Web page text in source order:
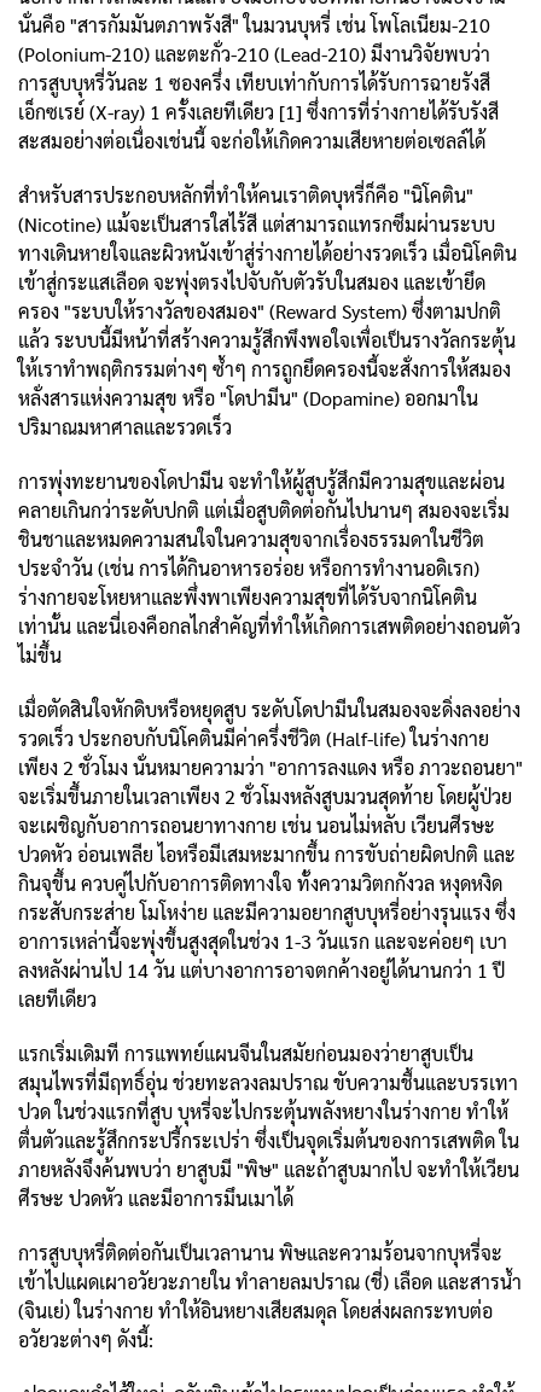
นั่นคือ "สารกัมมันตภาพรังสี" ในมวนบุหรี่ เช่น โพโลเนียม-210
(Polonium-210) และตะกั่ว-210 (Lead-210) มีงานวิจัยพบว่า
การสูบบุหรี่วันละ 1 ซองครึ่ง เทียบเท่ากับการได้รับการฉายรังสี
เอ็กซเรย์ (X-ray) 1 ครั้งเลยทีเดียว [1] ซึ่งการที่ร่างกายได้รับรังสี
สะสมอย่างต่อเนื่องเช่นนี้ จะก่อให้เกิดความเสียหายต่อเซลล์ได้
สำหรับสารประกอบหลักที่ทำให้คนเราติดบุหรี่ก็คือ "นิโคติน"
(Nicotine) แม้จะเป็นสารใสไร้สี แต่สามารถแทรกซึมผ่านระบบ
ทางเดินหายใจและผิวหนังเข้าสู่ร่างกายได้อย่างรวดเร็ว เมื่อนิโคติน
เข้าสู่กระแสเลือด จะพุ่งตรงไปจับกับตัวรับในสมอง และเข้ายึด
ครอง "ระบบให้รางวัลของสมอง" (Reward System) ซึ่งตามปกติ
แล้ว ระบบนี้มีหน้าที่สร้างความรู้สึกพึงพอใจเพื่อเป็นรางวัลกระตุ้น
ให้เราทำพฤติกรรมต่างๆ ซ้ำๆ การถูกยึดครองนี้จะสั่งการให้สมอง
หลั่งสารแห่งความสุข หรือ "โดปามีน" (Dopamine) ออกมาใน
ปริมาณมหาศาลและรวดเร็ว
การพุ่งทะยานของโดปามีน จะทำให้ผู้สูบรู้สึกมีความสุขและผ่อน
คลายเกินกว่าระดับปกติ แต่เมื่อสูบติดต่อกันไปนานๆ สมองจะเริ่ม
ชินชาและหมดความสนใจในความสุขจากเรื่องธรรมดาในชีวิต
ประจำวัน (เช่น การได้กินอาหารอร่อย หรือการทำงานอดิเรก)
ร่างกายจะโหยหาและพึ่งพาเพียงความสุขที่ได้รับจากนิโคติน
เท่านั้น และนี่เองคือกลไกสำคัญที่ทำให้เกิดการเสพติดอย่างถอนตัว
ไม่ขึ้น
เมื่อตัดสินใจหักดิบหรือหยุดสูบ ระดับโดปามีนในสมองจะดิ่งลงอย่าง
รวดเร็ว ประกอบกับนิโคตินมีค่าครึ่งชีวิต (Half-life) ในร่างกาย
เพียง 2 ชั่วโมง นั่นหมายความว่า "อาการลงแดง หรือ ภาวะถอนยา"
จะเริ่มขึ้นภายในเวลาเพียง 2 ชั่วโมงหลังสูบมวนสุดท้าย โดยผู้ป่วย
จะเผชิญกับอาการถอนยาทางกาย เช่น นอนไม่หลับ เวียนศีรษะ
ปวดหัว อ่อนเพลีย ไอหรือมีเสมหะมากขึ้น การขับถ่ายผิดปกติ และ
กินจุขึ้น ควบคู่ไปกับอาการติดทางใจ ทั้งความวิตกกังวล หงุดหงิด
กระสับกระส่าย โมโหง่าย และมีความอยากสูบบุหรี่อย่างรุนแรง ซึ่ง
อาการเหล่านี้จะพุ่งขึ้นสูงสุดในช่วง 1-3 วันแรก และจะค่อยๆ เบา
ลงหลังผ่านไป 14 วัน แต่บางอาการอาจตกค้างอยู่ได้นานกว่า 1 ปี
เลยทีเดียว
แรกเริ่มเดิมที การแพทย์แผนจีนในสมัยก่อนมองว่ายาสูบเป็น
สมุนไพรที่มีฤทธิ์อุ่น ช่วยทะลวงลมปราณ ขับความชื้นและบรรเทา
ปวด ในช่วงแรกที่สูบ บุหรี่จะไปกระตุ้นพลังหยางในร่างกาย ทำให้
ตื่นตัวและรู้สึกกระปรี้กระเปร่า ซึ่งเป็นจุดเริ่มต้นของการเสพติด ใน
ภายหลังจึงค้นพบว่า ยาสูบมี "พิษ" และถ้าสูบมากไป จะทำให้เวียน
ศีรษะ ปวดหัว และมีอาการมึนเมาได้
การสูบบุหรี่ติดต่อกันเป็นเวลานาน พิษและความร้อนจากบุหรี่จะ
เข้าไปแผดเผาอวัยวะภายใน ทำลายลมปราณ (ชี่) เลือด และสารน้ำ
(จินเย่) ในร่างกาย ทำให้อินหยางเสียสมดุล โดยส่งผลกระทบต่อ
อวัยวะต่างๆ ดังนี้: